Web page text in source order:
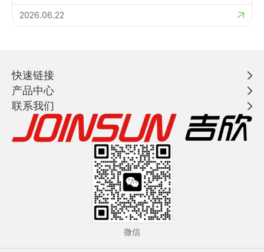
2026.06.22
快速链接
产品中心
联系我们
微信